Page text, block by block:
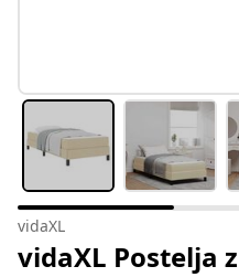
vidaXL
vidaXL Postelja